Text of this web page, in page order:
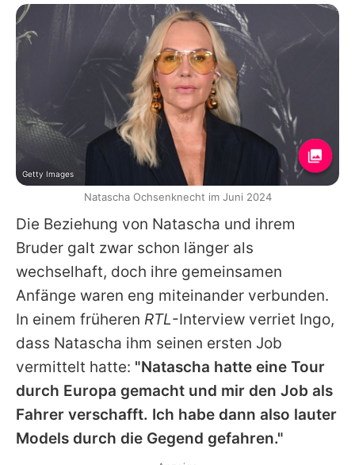
Die Beziehung von Natascha und ihrem
Bruder galt zwar schon länger als
wechselhaft, doch ihre gemeinsamen
Anfänge waren eng miteinander verbunden.
In einem früheren RTL-Interview verriet Ingo,
dass Natascha ihm seinen ersten Job
vermittelt hatte: "Natascha hatte eine Tour
durch Europa gemacht und mir den Job als
Fahrer verschafft. Ich habe dann also lauter
Models durch die Gegend gefahren."
Getty Images
Natascha Ochsenknecht im Juni 2024